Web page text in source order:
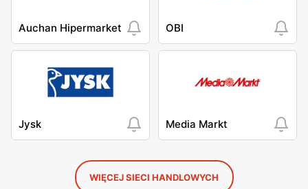
Auchan Hipermarket OBI
Jysk Media Markt
WIĘCEJ SIECI HANDLOWYCH